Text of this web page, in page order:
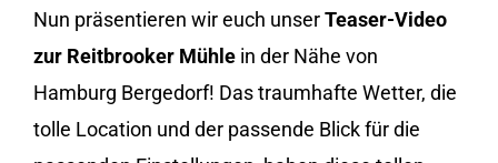
Nun präsentieren wir euch unserTeaser-Video
zur Reitbrooker Mühle in der Nähe von
Hamburg Bergedorf! Das traumhafte Wetter, die
tolle Location und der passende Blick für die